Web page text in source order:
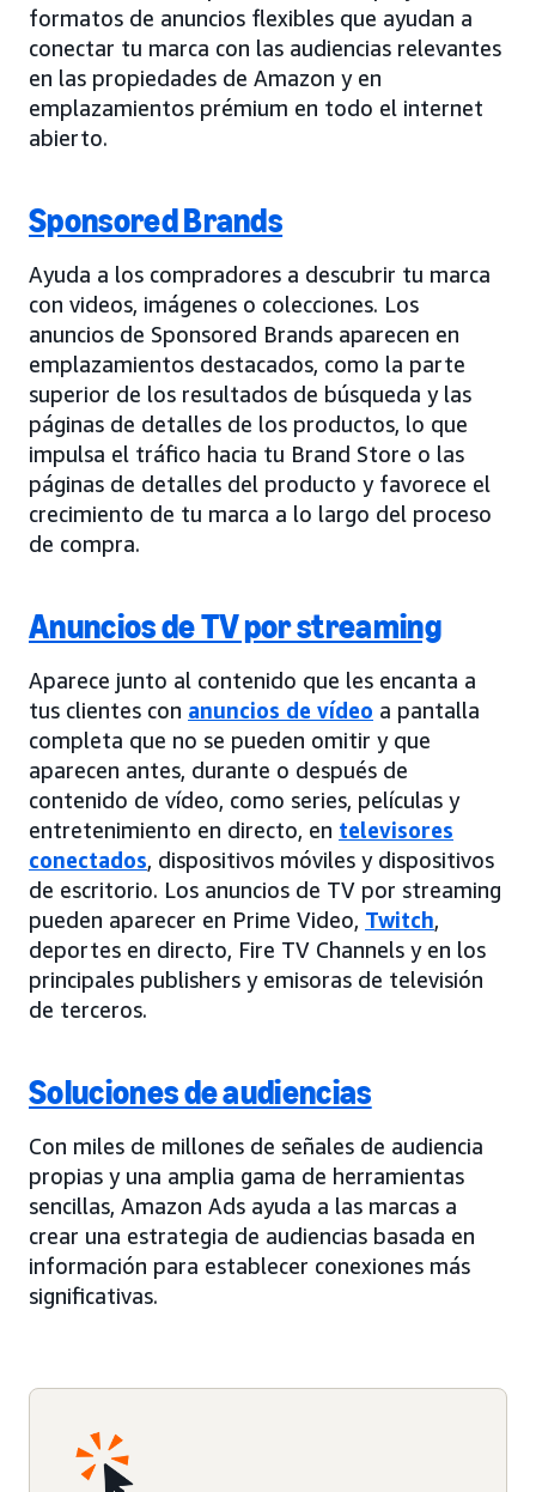
formatos de anuncios flexibles que ayudan a
conectar tu marca con las audiencias relevantes
en las propiedades de Amazon y en
emplazamientos prémium en todo el internet
abierto.
Sponsored Brands
Ayuda a los compradores a descubrir tu marca
con videos, imágenes o colecciones. Los
anuncios de Sponsored Brands aparecen en
emplazamientos destacados, como la parte
superior de los resultados de búsqueda y las
páginas de detalles de los productos, lo que
impulsa el tráfico hacia tu Brand Store o las
páginas de detalles del producto y favorece el
crecimiento de tu marca a lo largo del proceso
de compra.
Anuncios de TV por streaming
Aparece junto al contenido que les encanta a
tus clientes con anuncios de vídeo a pantalla
completa que no se pueden omitir y que
aparecen antes, durante o después de
contenido de vídeo, como series, películas y
entretenimiento en directo, en televisores
conectados, dispositivos móviles y dispositivos
de escritorio. Los anuncios de TV por streaming
pueden aparecer en Prime Video, Twitch,
deportes en directo, Fire TV Channels y en los
principales publishers y emisoras de televisión
de terceros.
Soluciones de audiencias
Con miles de millones de señales de audiencia
propias y una amplia gama de herramientas
sencillas, Amazon Ads ayuda a las marcas a
crear una estrategia de audiencias basada en
información para establecer conexiones más
significativas.